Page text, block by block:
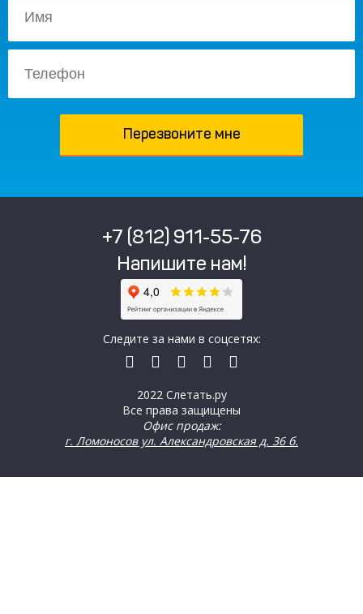
2022 Слетать.ру
Все права защищены
Офис продаж:
г. Ломоносов ул. Александровская д. 36 б.
+7 (812) 911-55-76
Напишите нам!
Следите за нами в соцсетях: